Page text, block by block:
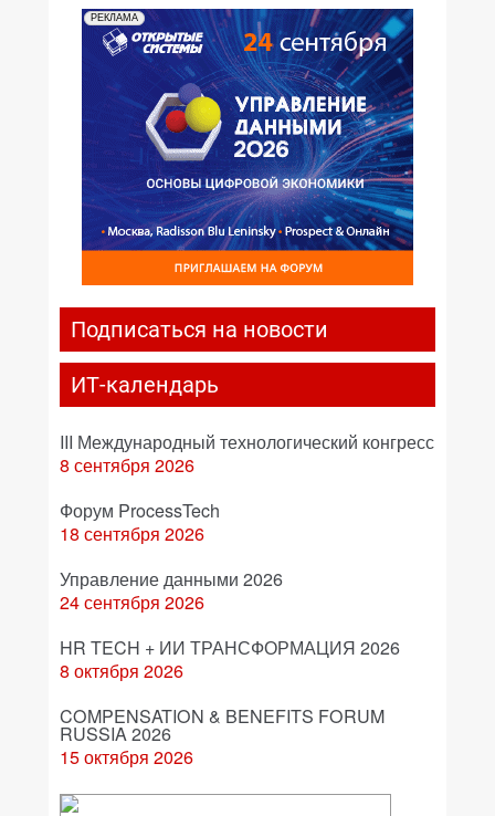
РЕКЛАМА
Подписаться на новости
ИТ-календарь
III Международный технологический конгресс
8 сентября 2026
Форум ProcessTech
18 сентября 2026
Управление данными 2026
24 сентября 2026
HR TECH + ИИ ТРАНСФОРМАЦИЯ 2026
8 октября 2026
COMPENSATION & BENEFITS FORUM
RUSSIA 2026
15 октября 2026